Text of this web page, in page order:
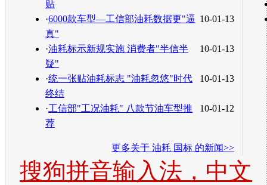
贴
10-01-13
·6000款车型—工信部油耗数据更"逼
真"
10-01-13
·油耗标示新规实施 消费者"半信半
疑"
10-01-13
·统一张贴油耗标志 "油耗忽悠"时代
终结
10-01-12
·工信部"工况油耗" 八款节油车型推
荐
更多关于 油耗 国标 的新闻>>
搜狗拼音输入法，中文